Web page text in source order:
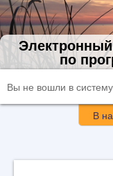
по
Вы не вошли в
В